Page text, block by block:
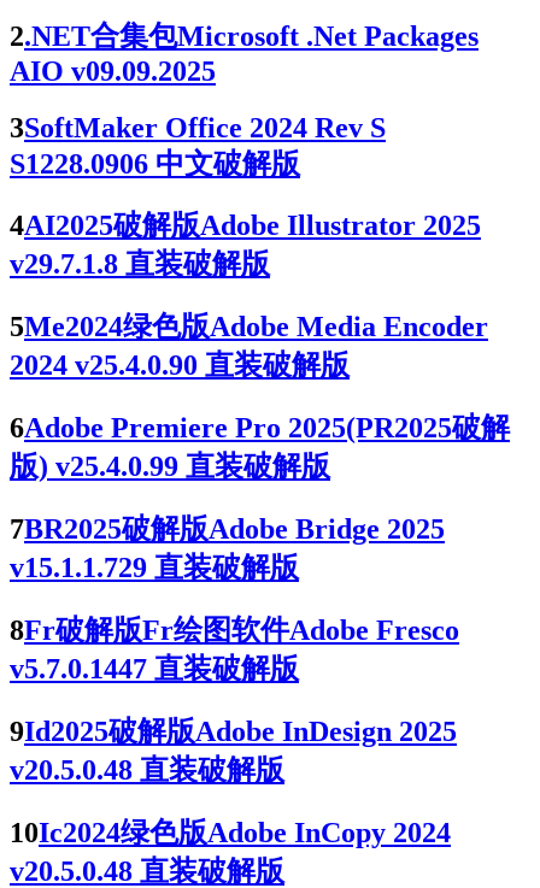
2.NET合集包Microsoft .Net Packages
AIO v09.09.2025
3SoftMaker Office 2024 Rev S
S1228.0906 中文破解版
4AI2025破解版Adobe Illustrator 2025
v29.7.1.8 直装破解版
5Me2024绿色版Adobe Media Encoder
2024 v25.4.0.90 直装破解版
6Adobe Premiere Pro 2025(PR2025破解
版) v25.4.0.99 直装破解版
7BR2025破解版Adobe Bridge 2025
v15.1.1.729 直装破解版
8Fr破解版Fr绘图软件Adobe Fresco
v5.7.0.1447 直装破解版
9Id2025破解版Adobe InDesign 2025
v20.5.0.48 直装破解版
10Ic2024绿色版Adobe InCopy 2024
v20.5.0.48 直装破解版